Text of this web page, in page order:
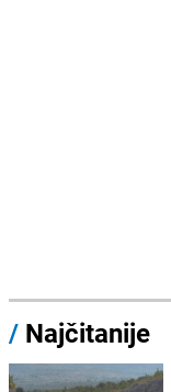
/ Najčitanije